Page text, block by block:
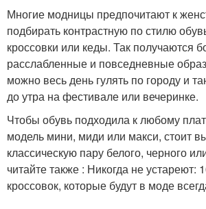
Многие модницы предпочитают к
подбирать контрастную по стилю
кроссовки или кеды. Так получаются
расслабленные и повседневные
можно весь день гулять по городу и
до утра на фестивале или вечеринке.
Чтобы обувь подходила к любому
модель мини, миди или макси, стоит
классическую пару белого, черного
читайте также : Никогда не устареют:
кроссовок, которые будут в моде